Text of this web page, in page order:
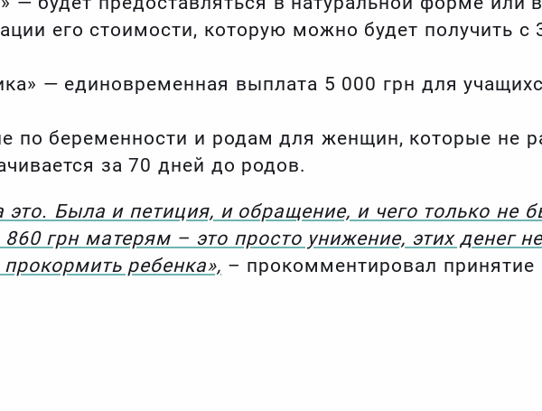
его стоимости, которую можно будет получить с
— единовременная выплата 5 000 грн для
по беременности и родам для женщин, которые не
за 70 дней до родов.
это. Была и петиция, и обращение, и чего только не
грн матерям – это просто унижение, этих денег
ребенка», – прокомментировал принятие